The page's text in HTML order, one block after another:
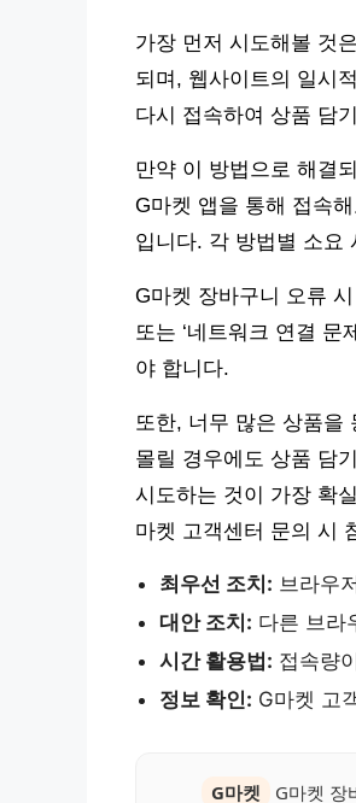
가장 먼저 시도해볼 것
되며, 웹사이트의 일시
다시 접속하여 상품 담
만약 이 방법으로 해결
G마켓 앱을 통해 접속
입니다. 각 방법별 소요
G마켓 장바구니 오류
또는 ‘네트워크 연결 문
야 합니다.
또한, 너무 많은 상품을
몰릴 경우에도 상품 담
시도하는 것이 가장 확
마켓 고객센터 문의 시
최우선 조치: 브라우
대안 조치: 다른 브라
시간 활용법: 접속량
정보 확인: G마켓 고
G마켓 G마켓 장